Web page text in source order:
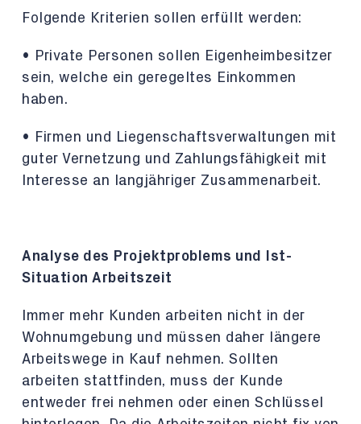
Folgende Kriterien sollen erfüllt werden:
• Private Personen sollen Eigenheimbesitzer
sein, welche ein geregeltes Einkommen
haben.
• Firmen und Liegenschaftsverwaltungen mit
guter Vernetzung und Zahlungsfähigkeit mit
Interesse an langjähriger Zusammenarbeit.
Analyse des Projektproblems und Ist-
Situation Arbeitszeit
Immer mehr Kunden arbeiten nicht in der
Wohnumgebung und müssen daher längere
Arbeitswege in Kauf nehmen. Sollten
arbeiten stattfinden, muss der Kunde
entweder frei nehmen oder einen Schlüssel